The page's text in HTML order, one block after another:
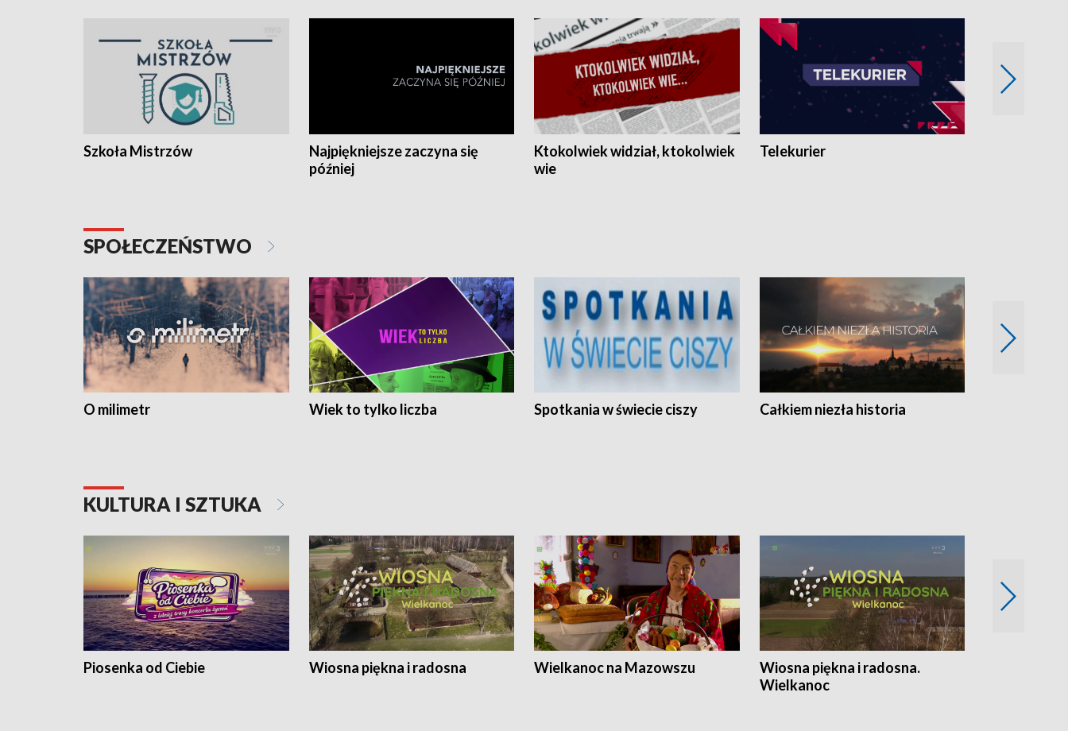
Szkoła Mistrzów
Najpiękniejsze zaczyna się
później
Ktokolwiek widział, ktokolwiek
wie
Telekurier
SPOŁECZEŃSTWO
O milimetr Wiek to tylko liczba Spotkania w świecie ciszy Całkiem niezła historia
KULTURA I SZTUKA
Piosenka od Ciebie Wiosna piękna i radosna Wielkanoc na Mazowszu
Wiosna piękna i radosna.
Wielkanoc